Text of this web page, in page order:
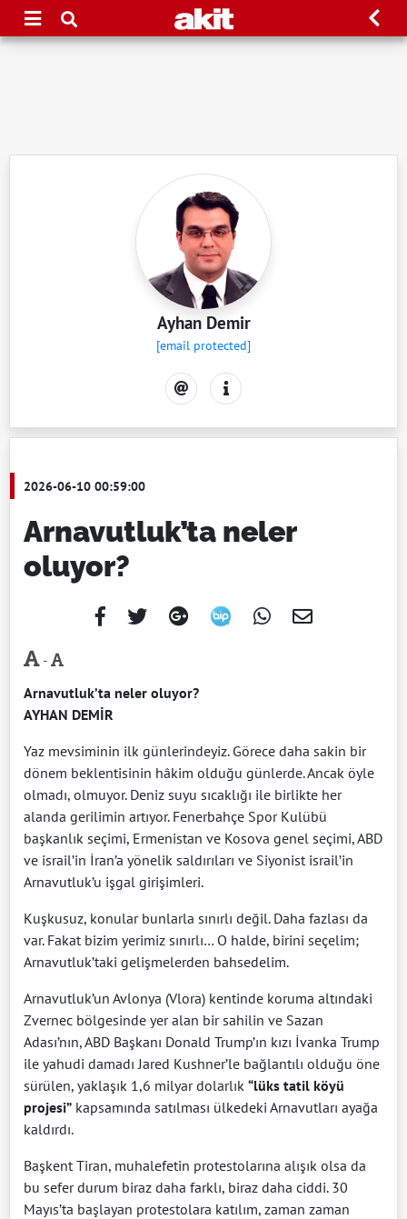
Ayhan Demir
[email protected]
2026-06-10 00:59:00
Arnavutluk’ta neler
oluyor?
-
Arnavutluk’ta neler oluyor?
AYHAN DEMİR
Yaz mevsiminin ilk günlerindeyiz. Görece daha sakin bir
dönem beklentisinin hâkim olduğu günlerde. Ancak öyle
olmadı, olmuyor. Deniz suyu sıcaklığı ile birlikte her
alanda gerilimin artıyor. Fenerbahçe Spor Kulübü
başkanlık seçimi, Ermenistan ve Kosova genel seçimi, ABD
ve israil’in İran’a yönelik saldırıları ve Siyonist israil’in
Arnavutluk’u işgal girişimleri.
Kuşkusuz, konular bunlarla sınırlı değil. Daha fazlası da
var. Fakat bizim yerimiz sınırlı… O halde, birini seçelim;
Arnavutluk’taki gelişmelerden bahsedelim.
Arnavutluk’un Avlonya (Vlora) kentinde koruma altındaki
Zvernec bölgesinde yer alan bir sahilin ve Sazan
Adası’nın, ABD Başkanı Donald Trump’ın kızı İvanka Trump
ile yahudi damadı Jared Kushner’le bağlantılı olduğu öne
sürülen, yaklaşık 1,6 milyar dolarlık “lüks tatil köyü
projesi” kapsamında satılması ülkedeki Arnavutları ayağa
kaldırdı.
Başkent Tiran, muhalefetin protestolarına alışık olsa da
bu sefer durum biraz daha farklı, biraz daha ciddi. 30
Mayıs’ta başlayan protestolara katılım, zaman zaman